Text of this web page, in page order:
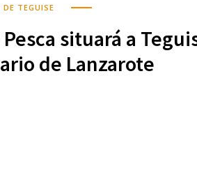
TEGUISE
situará a
de Lanzarote